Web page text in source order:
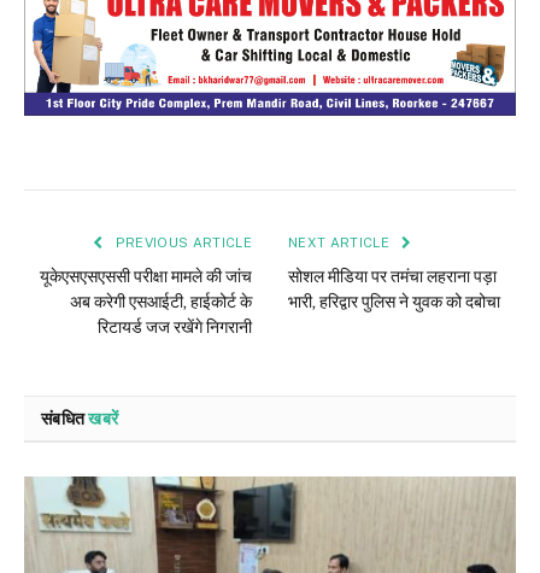
PREVIOUS ARTICLE
यूकेएसएसएससी परीक्षा मामले की जांच
अब करेगी एसआईटी, हाईकोर्ट के
रिटायर्ड जज रखेंगे निगरानी
NEXT ARTICLE
सोशल मीडिया पर तमंचा लहराना पड़ा
भारी, हरिद्वार पुलिस ने युवक को दबोचा
संबधितखबरें